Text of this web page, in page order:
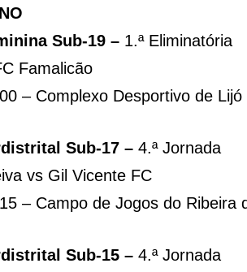
Sub-19 – 1.ª Eliminatória
Famalicão
– Complexo Desportivo de Lijó
Sub-17 – 4.ª Jornada
vs Gil Vicente FC
– Campo de Jogos do Ribeira
Sub-15 – 4.ª Jornada